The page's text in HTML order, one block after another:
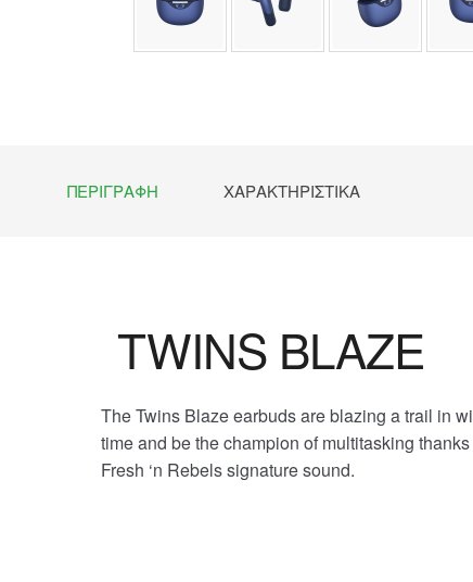
ΠΕΡΙΓΡΑΦΉ ΧΑΡΑΚΤΗΡΙΣΤΙΚΆ
TWINS BLAZE
The Twins Blaze earbuds are blazing a trail in
time and be the champion of multitasking
Fresh ‘n Rebels signature sound.